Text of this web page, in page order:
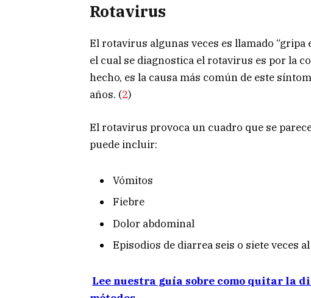
Rotavirus
El rotavirus algunas veces es llamado
el cual se diagnostica el rotavirus es por la
hecho, es la causa más común de este
años. (2)
El rotavirus provoca un cuadro que se
puede incluir:
Vómitos
Fiebre
Dolor abdominal
Episodios de diarrea seis o siete veces
Lee nuestra guía sobre como quitar la